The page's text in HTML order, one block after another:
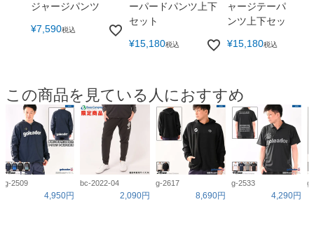
ジャージパンツ
¥7,590税込
ーパードパンツ上下
セット
¥15,180税込
ャージテーパード
ンツ上下セット
¥15,180税込
この商品を見ている人におすすめ
g-2509
4,950円
bc-2022-04
2,090円
g-2617
8,690円
g-2533
4,290円